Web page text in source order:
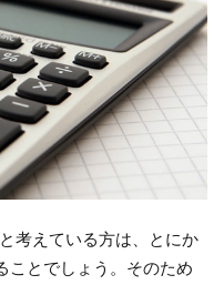
考えている方は、とにか
ことでしょう。そのため